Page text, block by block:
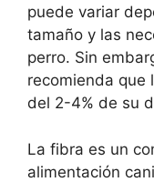
puede variar
tamaño y las
perro. Sin
recomienda que
del 2-4% de su
La fibra es un
alimentación